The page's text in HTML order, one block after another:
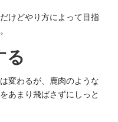
けどやり方によって目指
る
変わるが、鹿肉のような
あまり飛ばさずにしっと